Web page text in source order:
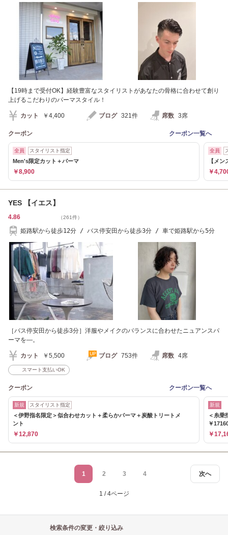
【19時まで受付OK】経験豊富なスタイリストがあなたの骨格に合わせて創り
上げるこだわりのパーマスタイル！
カット ￥4,400 ブログ 321件 席数 3席
クーポン クーポン一覧へ
全員 スタイリスト指定
Men's限定カット＋パーマ
￥8,900
全員
【メ
￥
YES 【イエス】
4.86 （261件）
姫路駅から徒歩12分 / バス停安田から徒歩3分 / 車で姫路駅から5分
［バス停安田から徒歩3分］洋服やメイクのバランスに合わせたニュアンスパ
ーマを―。
カット ￥5,500 ブログ 753件 席数 4席
スマート支払いOK
クーポン クーポン一覧へ
新規 スタイリスト指定
＜伊野指名限定＞似合わせカット＋柔らかパーマ＋炭酸トリートメ
ント
￥12,870
新規
＜糸乗
￥
￥
次へ
1 2 3 4
1 / 4ページ
検索条件の変更・絞り込み